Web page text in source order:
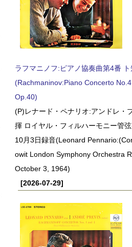
ラフマニノフ:ピアノ協奏曲第4番
(Rachmaninov:Piano Concerto
Op.40)
(P)レナード・ペナリオ:アンドレ・
揮 ロイヤル・フィルハーモニー管
10月3日録音(Leonard
owit London Symphony Orchestra
October 3, 1964)
[2026-07-29]